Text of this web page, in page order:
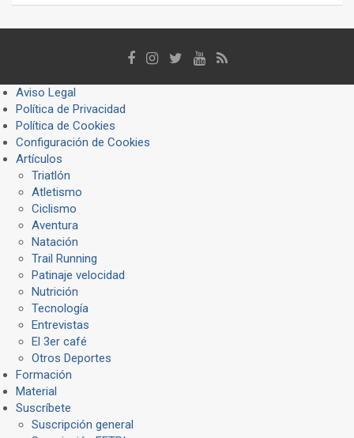
Aviso Legal
Política de Privacidad
Política de Cookies
Configuración de Cookies
Artículos
Triatlón
Atletismo
Ciclismo
Aventura
Natación
Trail Running
Patinaje velocidad
Nutrición
Tecnología
Entrevistas
El 3er café
Otros Deportes
Formación
Material
Suscríbete
Suscripción general